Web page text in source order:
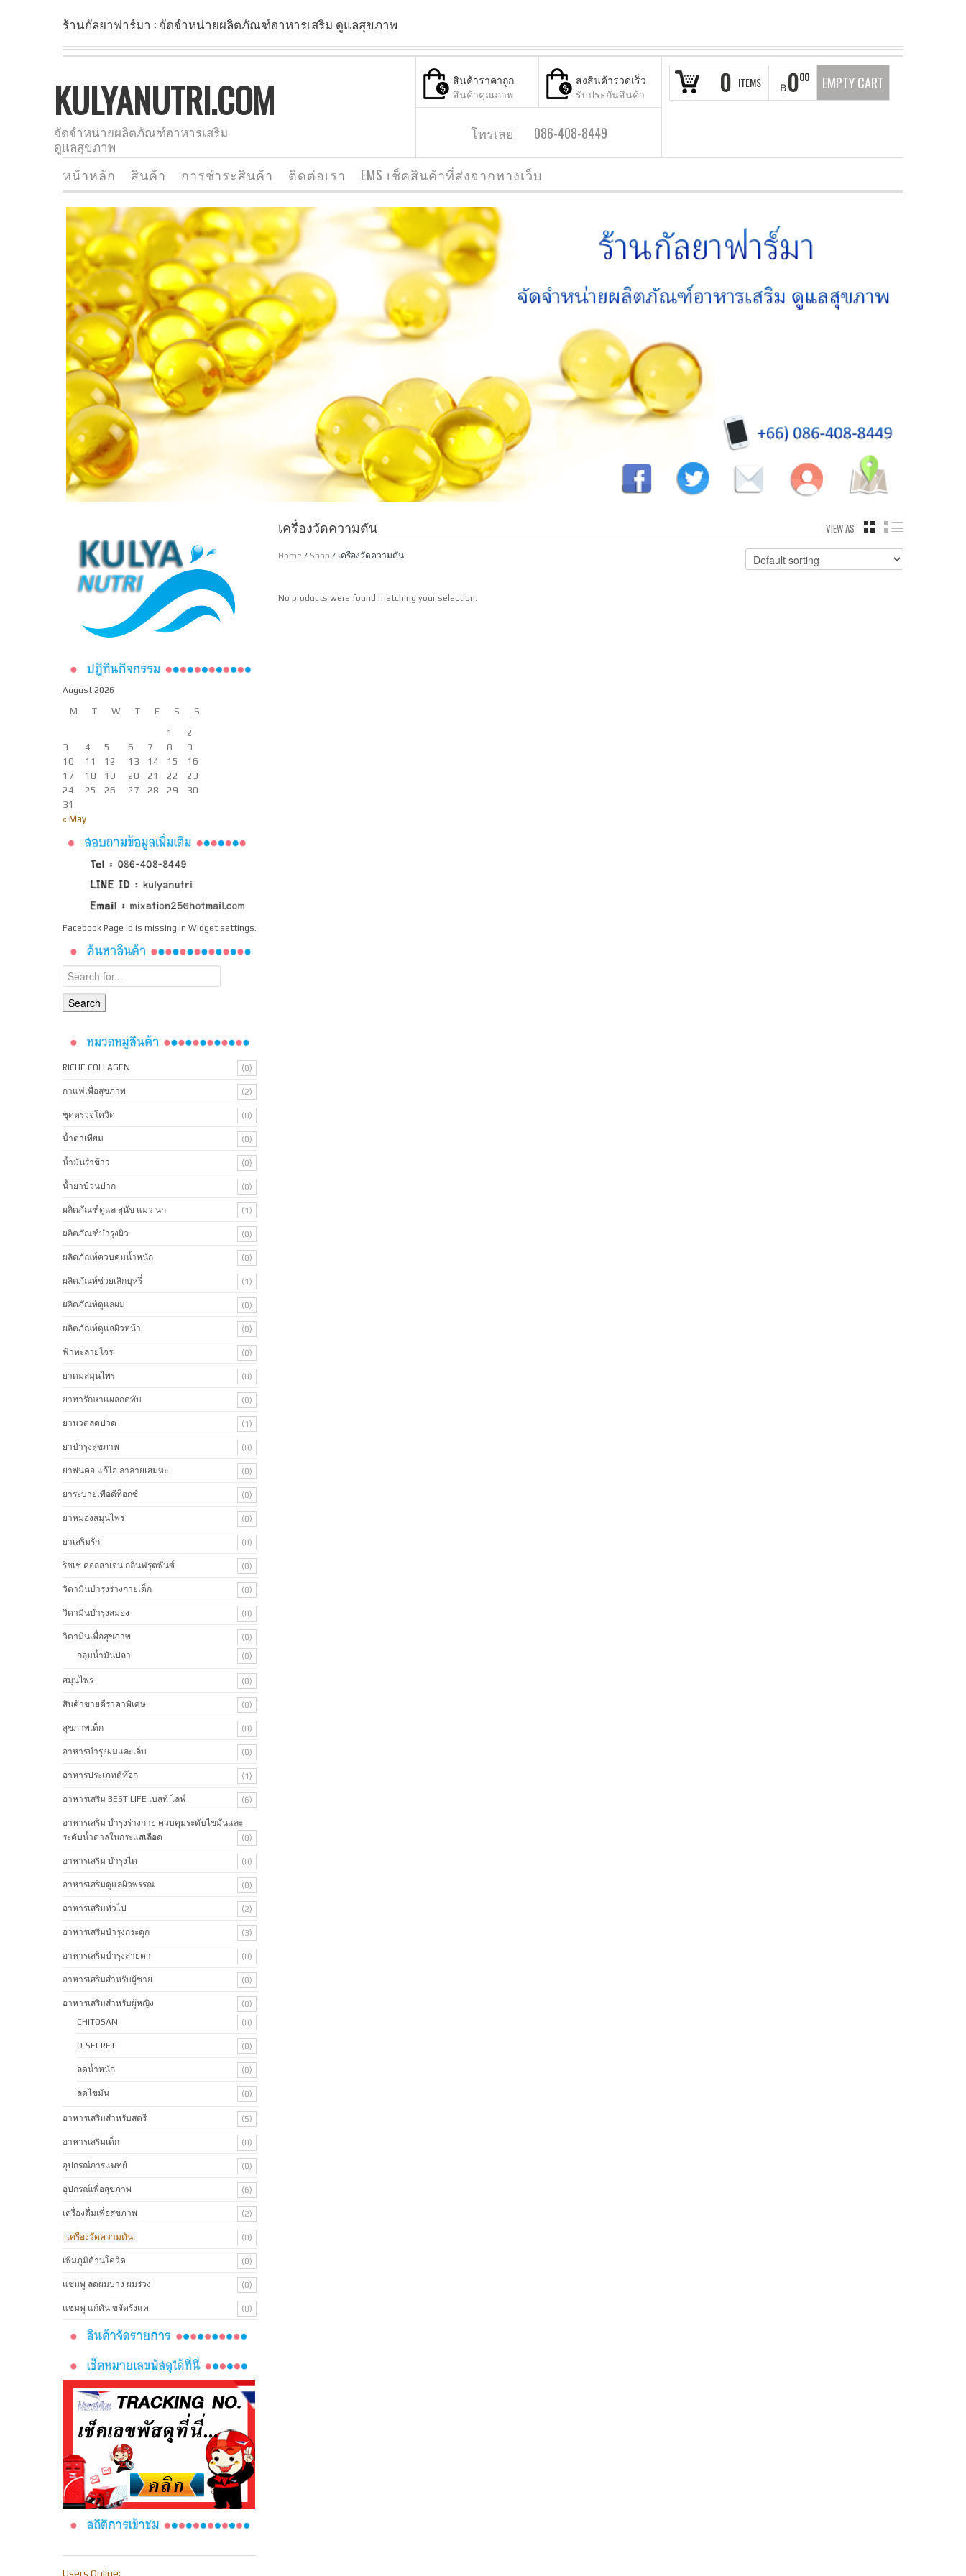
ร้านกัลยาฟาร์มา : จัดจำหน่ายผลิตภัณฑ์อาหารเสริม ดูแลสุขภาพ
KULYANUTRI.COM
จัดจำหน่ายผลิตภัณฑ์อาหารเสริม
ดูแลสุขภาพ
0 ITEMS ฿000 EMPTY CART
สินค้าราคาถูก
สินค้าคุณภาพ
ส่งสินค้ารวดเร็ว
รับประกันสินค้า
โทรเลย 086-408-8449
หน้าหลัก สินค้า การชำระสินค้า ติดต่อเรา EMS เช็คสินค้าที่ส่งจากทางเว็บ
เครื่องวัดความดัน VIEW AS GRID
Home / Shop / เครื่องวัดความดัน
No products were found matching your selection.
August 2026
M T W T F S S
« May
1
2
3
4 5 6 7 8
9
10
11 12 13 14 15
16
17
18 19 20 21 22
23
24
25 26 27 28 29
30
31
Facebook Page Id is missing in Widget settings.
RICHE COLLAGEN (0)
กาแฟเพื่อสุขภาพ (2)
ชุดตรวจโควิด (0)
น้ำตาเทียม (0)
น้ำมันรำข้าว (0)
น้ำยาบ้วนปาก (0)
ผลิตภัณฑ์ดูแล สุนัข แมว นก (1)
ผลิตภัณฑ์บํารุงผิว (0)
ผลิตภัณท์ควบคุมน้ำหนัก (0)
ผลิตภัณท์ช่วยเลิกบุหรี่ (1)
ผลิตภัณท์ดูแลผม (0)
ผลิตภัณท์ดูแลผิวหน้า (0)
ฟ้าทะลายโจร (0)
ยาดมสมุนไพร (0)
ยาทารักษาแผลกดทับ (0)
ยานวดลดปวด (1)
ยาบำรุงสุขภาพ (0)
ยาพ่นคอ แก้ไอ ลาลายเสมหะ (0)
ยาระบายเพื่อดีท็อกซ์ (0)
ยาหม่องสมุนไพร (0)
ยาเสริมรัก (0)
ริชเช่ คอลลาเจน กลิ่นฟรุตพันซ์ (0)
วิตามินบำรุงร่างกายเด็ก (0)
วิตามินบำรุงสมอง (0)
วิตามินเพื่อสุขภาพ
(0)
กลุ่มน้ำมันปลา
(0)
สมุนไพร (0)
สินค้าขายดีราคาพิเศษ (0)
สุขภาพเด็ก (0)
อาหารบำรุงผมและเล็บ (0)
อาหารประเภทดีท๊อก (1)
อาหารเสริม BEST LIFE เบสท์ ไลฟ์ (6)
อาหารเสริม บำรุงร่างกาย ควบคุมระดับไขมันและ
ระดับน้ำตาลในกระแสเลือด
(0)
อาหารเสริม บำรุงไต (0)
อาหารเสริมดูแลผิวพรรณ (0)
อาหารเสริมทั่วไป (2)
อาหารเสริมบำรุงกระดูก (3)
อาหารเสริมบำรุงสายตา (0)
อาหารเสริมสำหรับผู้ชาย (0)
อาหารเสริมสำหรับผู้หญิง
(0)
CHITOSAN
(0)
Q-SECRET (0)
ลดน้ำหนัก (0)
ลดไขมัน (0)
อาหารเสริมสำหรับสตรี (5)
อาหารเสริมเด็ก (0)
อุปกรณ์การแพทย์ (0)
อุปกรณ์เพื่อสุขภาพ (6)
เครื่องดื่มเพื่อสุขภาพ (2)
เครื่องวัดความดัน (0)
เพิ่มภูมิต้านโควิด (0)
แชมพู ลดผมบาง ผมร่วง (0)
แชมพู แก้คัน ขจัดรังแค (0)
Users Online: